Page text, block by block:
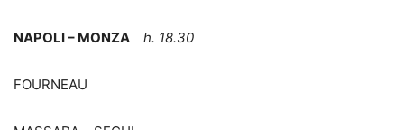
NAPOLI – MONZA h. 18.30
FOURNEAU